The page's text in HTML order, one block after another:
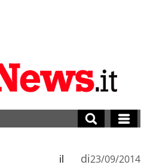
di
il 23/09/2014